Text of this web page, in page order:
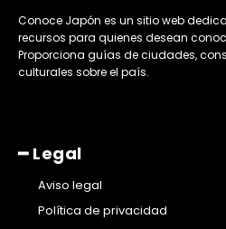
​Conoce Japón es un sitio web
recursos para quienes desean
Proporciona guías de ciudades,
culturales sobre el país. ​
━ Legal
Aviso legal
Política de privacidad